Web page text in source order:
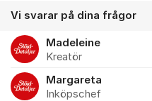
Vi svarar på dina frågor
Madeleine
Kreatör
Margareta
Inköpschef